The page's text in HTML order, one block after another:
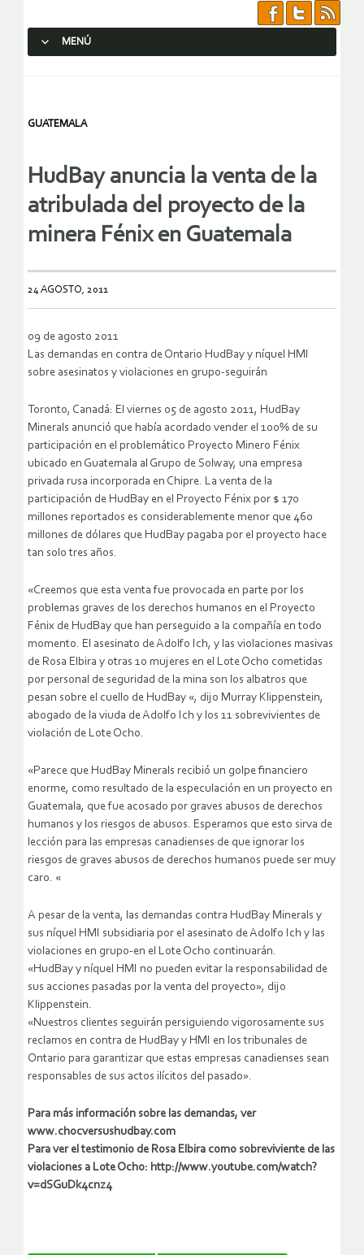
MENÚ
GUATEMALA
HudBay anuncia la venta de la
atribulada del proyecto de la
minera Fénix en Guatemala
24 AGOSTO, 2011
09 de agosto 2011
Las demandas en contra de Ontario HudBay y níquel HMI
sobre asesinatos y violaciones en grupo-seguirán
Toronto, Canadá: El viernes 05 de agosto 2011, HudBay
Minerals anunció que había acordado vender el 100% de su
participación en el problemático Proyecto Minero Fénix
ubicado en Guatemala al Grupo de Solway, una empresa
privada rusa incorporada en Chipre. La venta de la
participación de HudBay en el Proyecto Fénix por $ 170
millones reportados es considerablemente menor que 460
millones de dólares que HudBay pagaba por el proyecto hace
tan solo tres años.
«Creemos que esta venta fue provocada en parte por los
problemas graves de los derechos humanos en el Proyecto
Fénix de HudBay que han perseguido a la compañía en todo
momento. El asesinato de Adolfo Ich, y las violaciones masivas
de Rosa Elbira y otras 10 mujeres en el Lote Ocho cometidas
por personal de seguridad de la mina son los albatros que
pesan sobre el cuello de HudBay «, dijo Murray Klippenstein,
abogado de la viuda de Adolfo Ich y los 11 sobrevivientes de
violación de Lote Ocho.
«Parece que HudBay Minerals recibió un golpe financiero
enorme, como resultado de la especulación en un proyecto en
Guatemala, que fue acosado por graves abusos de derechos
humanos y los riesgos de abusos. Esperamos que esto sirva de
lección para las empresas canadienses de que ignorar los
riesgos de graves abusos de derechos humanos puede ser muy
caro. «
A pesar de la venta, las demandas contra HudBay Minerals y
sus níquel HMI subsidiaria por el asesinato de Adolfo Ich y las
violaciones en grupo-en el Lote Ocho continuarán.
«HudBay y níquel HMI no pueden evitar la responsabilidad de
sus acciones pasadas por la venta del proyecto», dijo
Klippenstein.
«Nuestros clientes seguirán persiguiendo vigorosamente sus
reclamos en contra de HudBay y HMI en los tribunales de
Ontario para garantizar que estas empresas canadienses sean
responsables de sus actos ilícitos del pasado».
Para más información sobre las demandas, ver
www.chocversushudbay.com
Para ver el testimonio de Rosa Elbira como sobreviviente de las
violaciones a Lote Ocho: http://www.youtube.com/watch?
v=dSGuDk4cnz4